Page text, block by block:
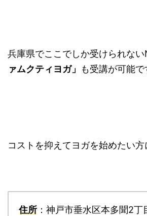
兵庫県でここでしか受けられな
ァムクティヨガ」
も受講が可能で
コストを抑えてヨガを始めたい方
住所 ：神戸市垂水区本多聞2